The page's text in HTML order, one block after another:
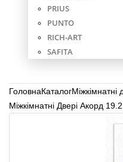
PRIUS
PUNTO
RICH-ART
SAFITA
ГоловнаКаталогМіжкімнатні
Міжкімнатні Двері Акорд